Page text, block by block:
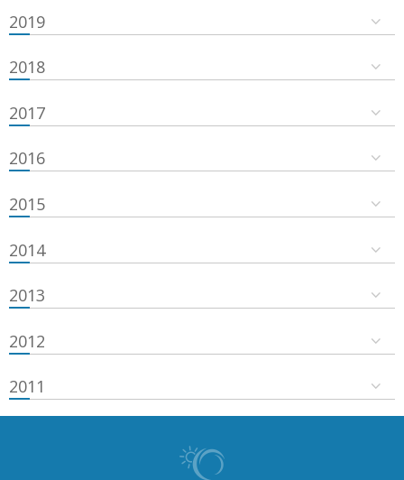
2019
2018
2017
2016
2015
2014
2013
2012
2011